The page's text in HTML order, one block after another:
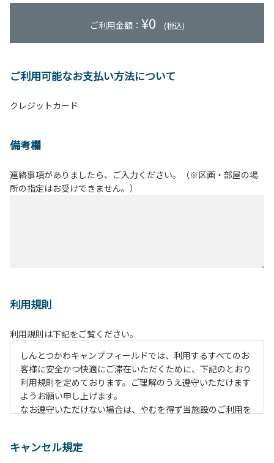
ご利用金額： ¥0 (税込)
ご利用可能なお支払い方法について
クレジットカード
備考欄
連絡事項がありましたら、ご入力ください。（※区画・部屋の場
所の指定はお受けできません。）
利用規則
利用規則は下記をご覧ください。
しんとつかわキャンプフィールドでは、利用するすべてのお
客様に安全かつ快適にご滞在いただくために、下記のとおり
利用規則を定めております。ご理解のうえ遵守いただけます
ようお願い申し上げます。
なお遵守いただけない場合は、やむを得ず当施設のご利用を
【ご利用上の注意事項ならびに禁止事項】
キャンセル規定